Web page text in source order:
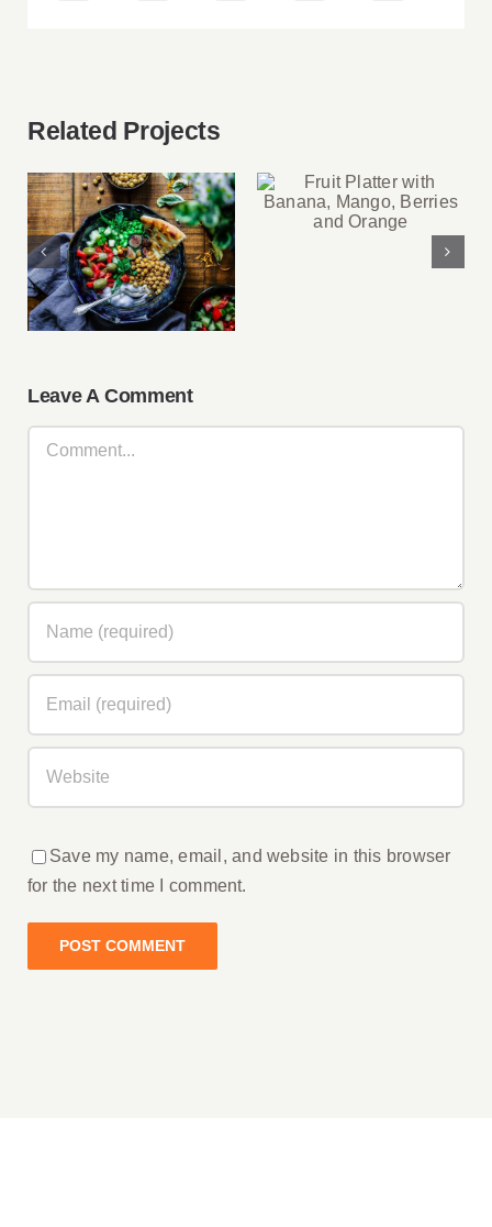
Related Projects
Lunch Favourite
with Salad, Naan
And Beans
Fruit Platter with
Banana, Mango,
Berries and
Leave A Comment
Comment
Save my name, email, and website in this browser
for the next time I comment.